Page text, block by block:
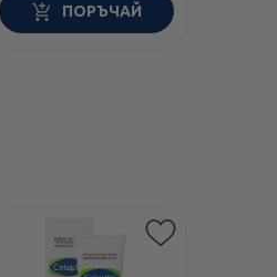
ПОРЪЧАЙ